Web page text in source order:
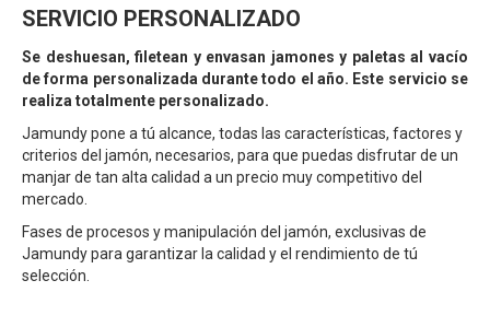
SERVICIO PERSONALIZADO
Se deshuesan, filetean y envasan jamones y paletas al vacío
de forma personalizada durante todo el año. Este servicio se
realiza totalmente personalizado.
Jamundy pone a tú alcance, todas las características, factores y
criterios del jamón, necesarios, para que puedas disfrutar de un
manjar de tan alta calidad a un precio muy competitivo del
mercado.
Fases de procesos y manipulación del jamón, exclusivas de
Jamundy para garantizar la calidad y el rendimiento de tú
selección.